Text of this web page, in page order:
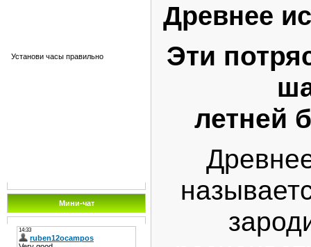
Установи часы правильно
Мини-чат
Древнее
Эти
летней